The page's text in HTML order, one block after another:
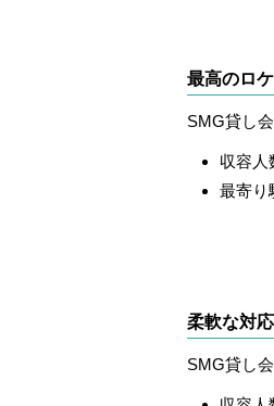
最高のロ
SMG貸し
収容人
最寄り
柔軟な対
SMG貸し